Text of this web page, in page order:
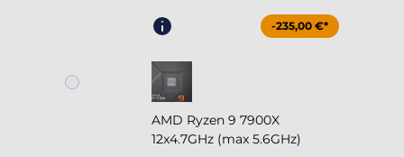
-235,00 €*
AMD Ryzen 9 7900X
12x4.7GHz (max 5.6GHz)